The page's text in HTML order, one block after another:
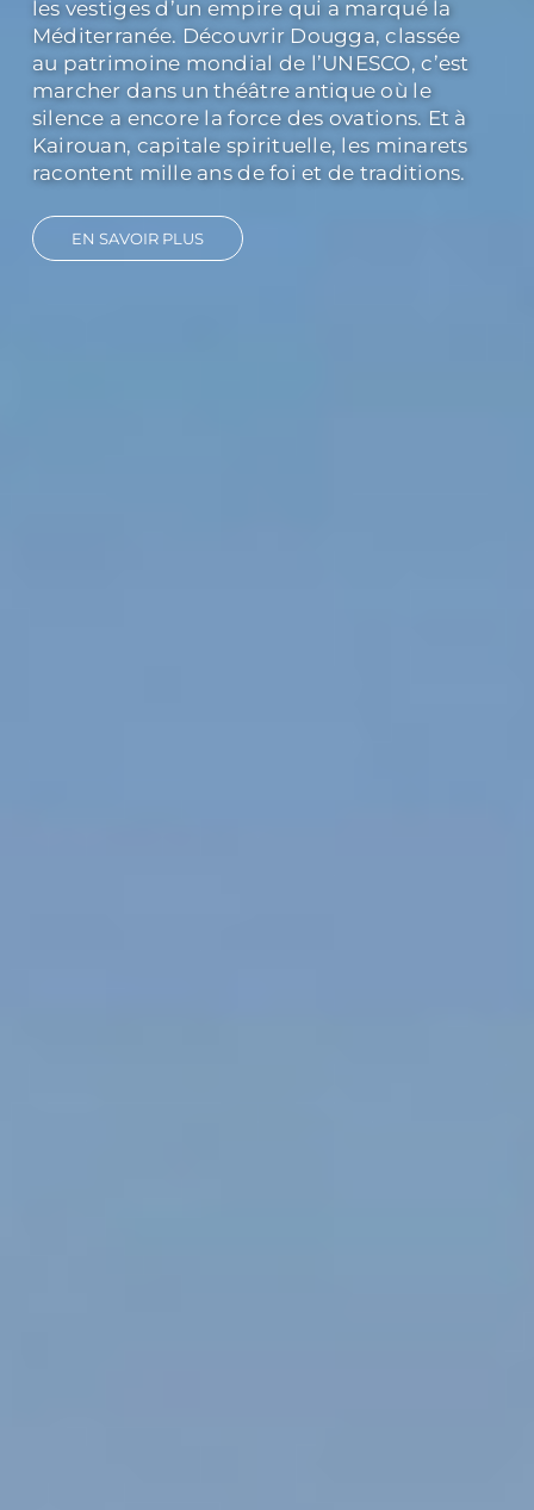
les vestiges d’un empire qui a marqué la
Méditerranée. Découvrir Dougga, classée
au patrimoine mondial de l’UNESCO, c’est
marcher dans un théâtre antique où le
silence a encore la force des ovations. Et à
Kairouan, capitale spirituelle, les minarets
racontent mille ans de foi et de traditions.
EN SAVOIR PLUS